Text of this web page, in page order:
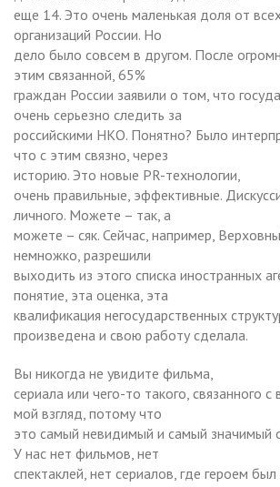
еще 14. Это очень маленькая доля от
организаций России. Но
дело было совсем в другом. После
этим связанной, 65%
граждан России заявили о том, что
очень серьезно следить за
российскими НКО. Понятно? Было
что с этим связно, через
историю. Это новые PR-технологии,
очень правильные, эффективные.
личного. Можете – так, а
можете – сяк. Сейчас, например,
немножко, разрешили
выходить из этого списка иностранных
понятие, эта оценка, эта
квалификация негосударственных
произведена и свою работу сделала.
Вы никогда не увидите фильма,
сериала или чего-то такого, связанного
мой взгляд, потому что
это самый невидимый и самый значимый
У нас нет фильмов, нет
спектаклей, нет сериалов, где героем